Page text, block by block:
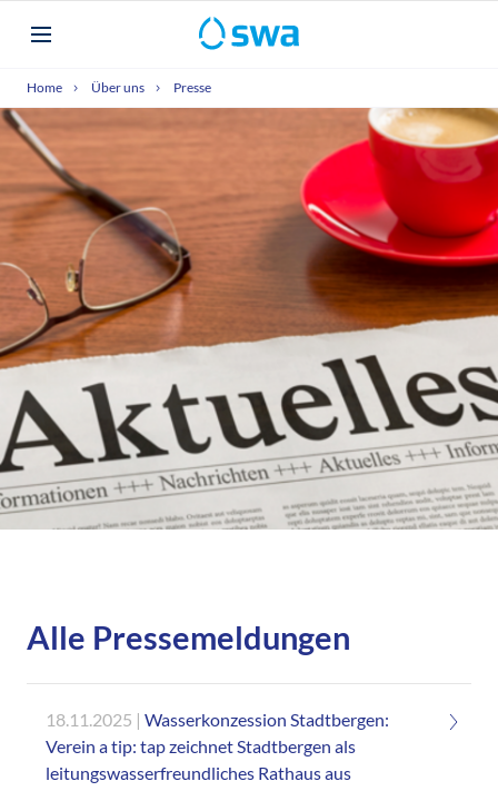
Home Über uns Presse
Alle Pressemeldungen
18.11.2025
Wasserkonzession Stadtbergen:
Verein a tip: tap zeichnet Stadtbergen als
leitungswasserfreundliches Rathaus aus